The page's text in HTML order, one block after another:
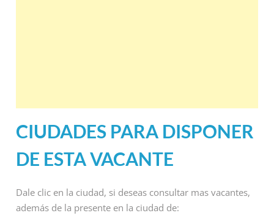
CIUDADES PARA DISPONER
DE ESTA VACANTE
Dale clic en la ciudad, si deseas consultar mas vacantes,
además de la presente en la ciudad de: